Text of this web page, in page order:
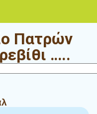
Πατρών
…..